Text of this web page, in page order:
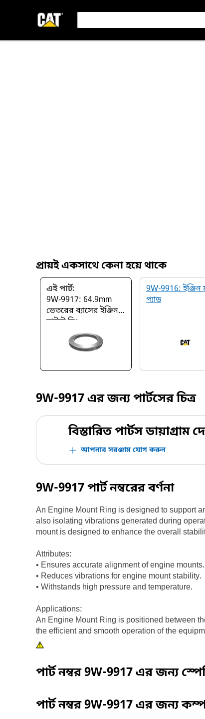
প্রায়ই একসাথে কেনা হয়ে থাকে
এই পার্ট:
9W-9917: 64.9mm
ভেতরের ব্যাসের ইঞ্জিন
মাউন্ট রিং
9W-9916: ইঞ্জিন
প্যাড
9W-9917এর জন্য পার্টসের চিত্র
বিস্তারিত পার্টস ডায়াগ্রাম
আপনার সরঞ্জাম যোগ করুন
9W-9917পার্ট নম্বরের বর্ণনা
An Engine Mount Ring is designed to support
also isolating vibrations generated during
mount is designed to enhance the overall
Attributes:
• Ensures accurate alignment of engine mounts.
• Reduces vibrations for engine mount stability.
• Withstands high pressure and temperature.
Applications:
An Engine Mount Ring is positioned between
the efficient and smooth operation of the
পার্ট নম্বর9W-9917এর জন্য
পার্ট নম্বর9W-9917এর জন্য